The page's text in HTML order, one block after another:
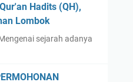
Hadits (QH),
Lombok
sejarah adanya